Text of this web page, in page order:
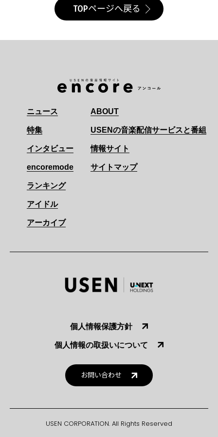
TOPページへ戻る
ニュース
特集
インタビュー
encoremode
ランキング
アイドル
アーカイブ
ABOUT
USENの音楽配信サービスと番組
情報サイト
サイトマップ
個人情報保護方針
個人情報の取扱いについて
お問い合わせ
USEN CORPORATION. All Rights Reserved